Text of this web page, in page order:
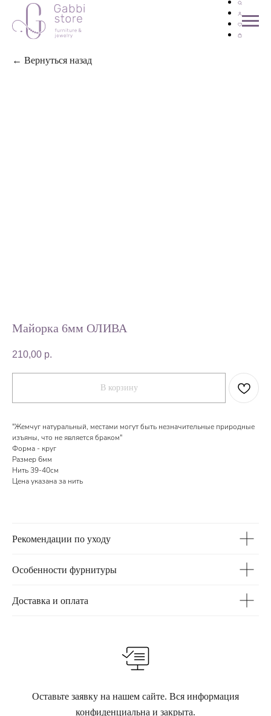
← Вернуться назад
Майорка 6мм ОЛИВА
210,00 р.
В корзину
"Жемчуг натуральный, местами могут быть незначительные природные
изъяны, что не является браком"
Форма - круг
Размер 6мм
Нить 39-40см
Цена указана за нить
Рекомендации по уходу
Особенности фурнитуры
Доставка и оплата
Оставьте заявку на нашем сайте. Вся информация
конфиденциальна и закрыта.